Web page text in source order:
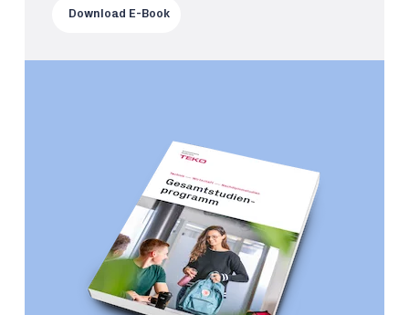
Download E-Book